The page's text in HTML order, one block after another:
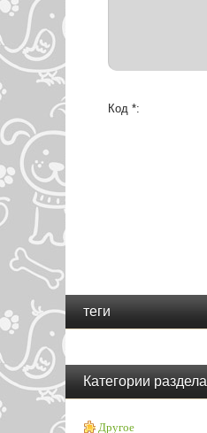
Код *:
теги
Категории раздела
Другое